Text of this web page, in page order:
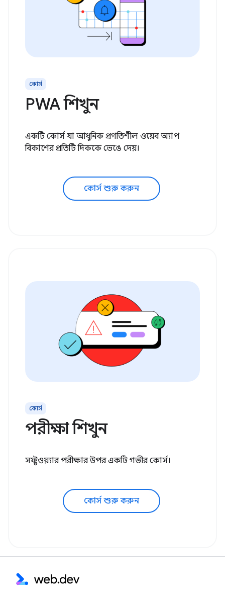
কোর্স
PWA শিখুন
একটি কোর্স যা আধুনিক প্রগতিশীল ওয়েব অ্যাপ
বিকাশের প্রতিটি দিককে ভেঙে দেয়।
কোর্স শুরু করুন
কোর্স
পরীক্ষা শিখুন
সফ্টওয়্যার পরীক্ষার উপর একটি গভীর কোর্স।
কোর্স শুরু করুন